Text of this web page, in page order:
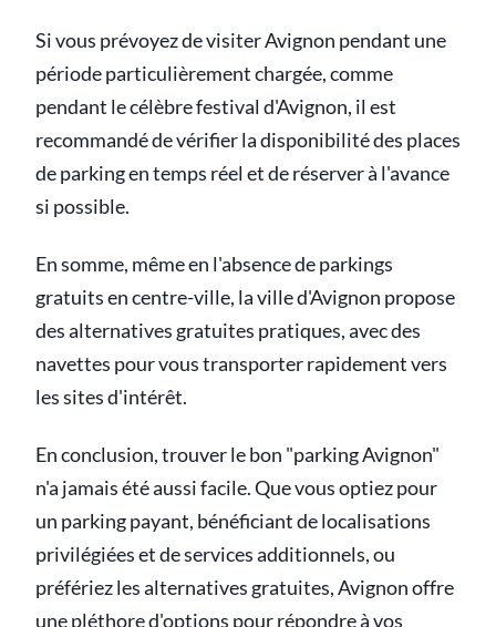
Si vous prévoyez de visiter Avignon pendant une
période particulièrement chargée, comme
pendant le célèbre festival d'Avignon, il est
recommandé de vérifier la disponibilité des places
de parking en temps réel et de réserver à l'avance
si possible.
En somme, même en l'absence de parkings
gratuits en centre-ville, la ville d'Avignon propose
des alternatives gratuites pratiques, avec des
navettes pour vous transporter rapidement vers
les sites d'intérêt.
En conclusion, trouver le bon "parking Avignon"
n'a jamais été aussi facile. Que vous optiez pour
un parking payant, bénéficiant de localisations
privilégiées et de services additionnels, ou
préfériez les alternatives gratuites, Avignon offre
une pléthore d'options pour répondre à vos